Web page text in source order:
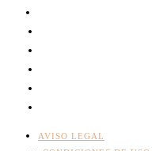
AVISO LEGAL